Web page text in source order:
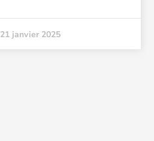
21 janvier 2025